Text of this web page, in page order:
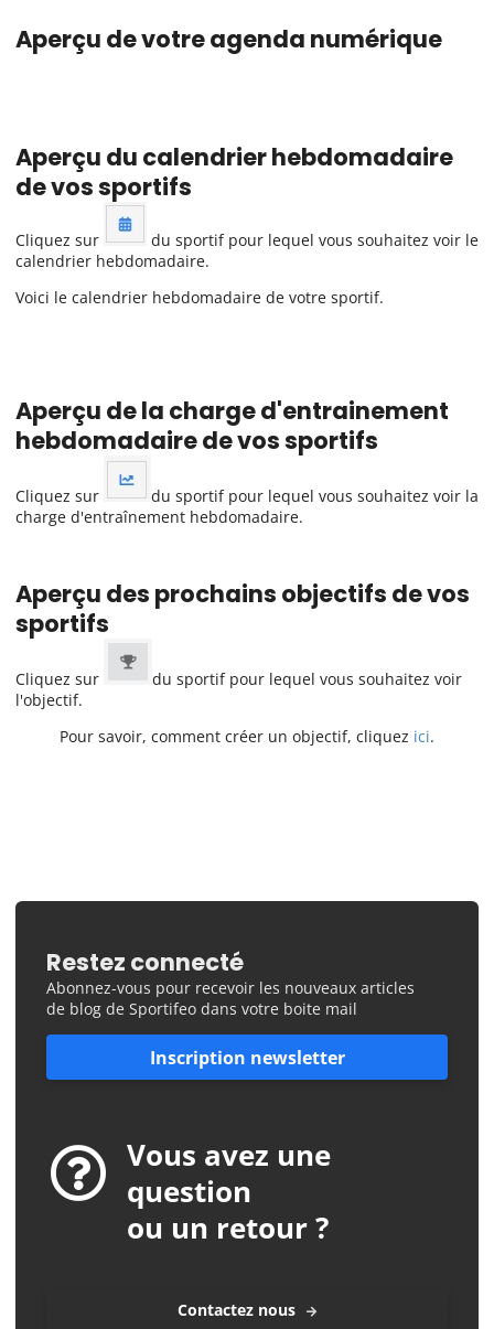
Aperçu de votre agenda numérique
Aperçu du calendrier hebdomadaire
de vos sportifs
Cliquez sur
du sportif pour lequel vous souhaitez voir le
calendrier hebdomadaire.
Voici le calendrier hebdomadaire de votre sportif.
Aperçu de la charge d'entrainement
hebdomadaire de vos sportifs
Cliquez sur
du sportif pour lequel vous souhaitez voir la
charge d'entraînement hebdomadaire.
Aperçu des prochains objectifs de vos
sportifs
Cliquez sur
du sportif pour lequel vous souhaitez voir
l'objectif.
Pour savoir, comment créer un objectif, cliquez ici.
Restez connecté
Abonnez-vous pour recevoir les nouveaux articles
de blog de Sportifeo dans votre boite mail
Inscription newsletter
Vous avez une
question
ou un retour ?
Contactez nous